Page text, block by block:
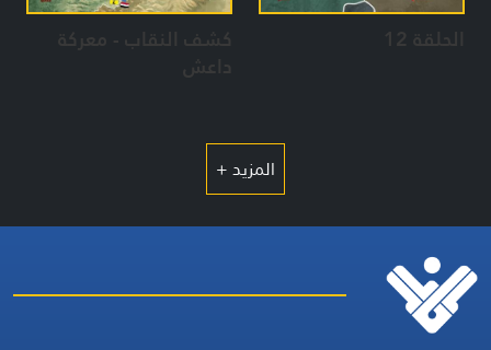
الحلقة 12 كشف النقاب - معركة
داعش
المزيد +